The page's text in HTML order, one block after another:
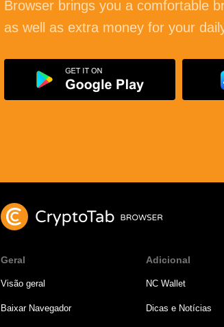
Browser brings you a comfortable
as well as extra money for your
Geral
Visão geral
Baixar Navegador
Adicional
NC Wallet
Dicas e Notícias